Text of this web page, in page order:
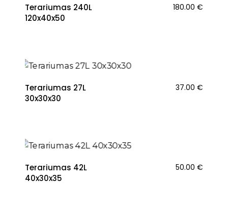
Terariumas 240L
120x40x50
180.00 €
Terariumas 27L
30x30x30
37.00 €
Terariumas 42L
40x30x35
50.00 €